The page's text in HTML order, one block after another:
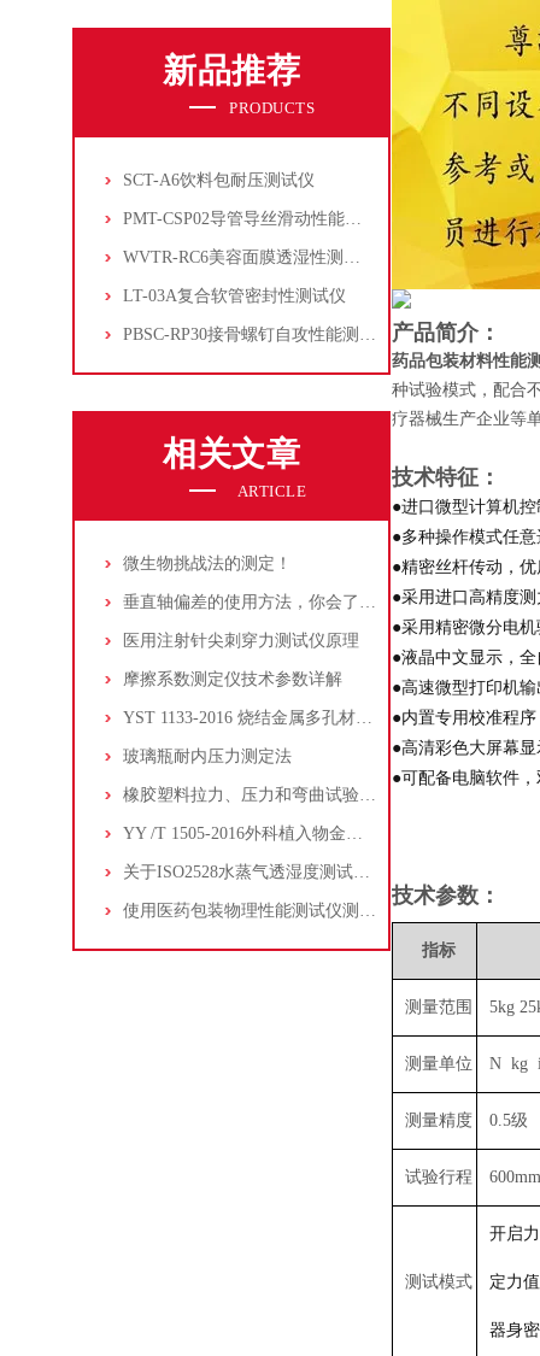
新品推荐
PRODUCTS
SCT-A6饮料包耐压测试仪
PMT-CSP02导管导丝滑动性能测试仪
WVTR-RC6美容面膜透湿性测试仪
LT-03A复合软管密封性测试仪
PBSC-RP30接骨螺钉自攻性能测试‌仪
相关文章
ARTICLE
微生物挑战法的测定！
垂直轴偏差的使用方法，你会了吗？
医用注射针尖刺穿力测试仪原理
摩擦系数测定仪技术参数详解
YST 1133-2016 烧结金属多孔材料 拉伸性能的测定
玻璃瓶耐内压力测定法
橡胶塑料拉力、压力和弯曲试验机(恒速驱动)技术规范
YY /T 1505-2016外科植入物金属接骨螺钉 自攻性能试验
关于ISO2528水蒸气透湿度测试仪（重量法）的解析
使用医药包装物理性能测试仪测试卡式瓶的定力值
产品简介：
药品包装材料性能
种试验模式，配合
疗器械生产企业等
技术特征：
●进口微型计算机
●多种操作模式任
●精密丝杆传动，
●采用进口高精度
●采用精密微分电
●液晶中文显示，
●高速微型打印机
●内置专用校准程
●高清彩色大屏幕
●可配备电脑软件
技术参数：
指标
测量范围 5kg
测量单位 N kg
测量精度 0.5级
试验行程 600mm
测试模式
开启
定力
器身